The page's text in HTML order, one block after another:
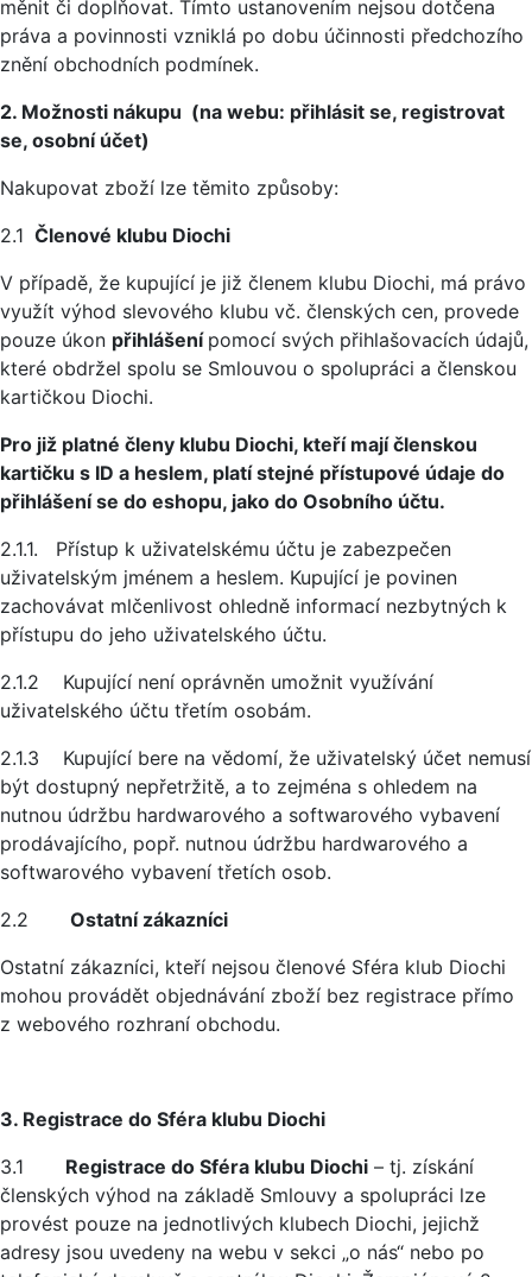
měnit či doplňovat. Tímto ustanovením nejsou dotčena
práva a povinnosti vzniklá po dobu účinnosti předchozího
znění obchodních podmínek.
2. Možnosti nákupu (na webu: přihlásit se, registrovat
se, osobní účet)
Nakupovat zboží lze těmito způsoby:
2.1 Členové klubu Diochi
V případě, že kupující je již členem klubu Diochi, má právo
využít výhod slevového klubu vč. členských cen, provede
pouze úkon přihlášení pomocí svých přihlašovacích údajů,
které obdržel spolu se Smlouvou o spolupráci a členskou
kartičkou Diochi.
Pro již platné členy klubu Diochi, kteří mají členskou
kartičku s ID a heslem, platí stejné přístupové údaje do
přihlášení se do eshopu, jako do Osobního účtu.
2.1.1. Přístup k uživatelskému účtu je zabezpečen
uživatelským jménem a heslem. Kupující je povinen
zachovávat mlčenlivost ohledně informací nezbytných k
přístupu do jeho uživatelského účtu.
2.1.2 Kupující není oprávněn umožnit využívání
uživatelského účtu třetím osobám.
2.1.3 Kupující bere na vědomí, že uživatelský účet nemusí
být dostupný nepřetržitě, a to zejména s ohledem na
nutnou údržbu hardwarového a softwarového vybavení
prodávajícího, popř. nutnou údržbu hardwarového a
softwarového vybavení třetích osob.
2.2 Ostatní zákazníci
Ostatní zákazníci, kteří nejsou členové Sféra klub Diochi
mohou provádět objednávání zboží bez registrace přímo
z webového rozhraní obchodu.
3. Registrace do Sféra klubu Diochi
3.1 Registrace do Sféra klubu Diochi – tj. získání
členských výhod na základě Smlouvy a spolupráci lze
provést pouze na jednotlivých klubech Diochi, jejichž
adresy jsou uvedeny na webu v sekci „o nás“ nebo po